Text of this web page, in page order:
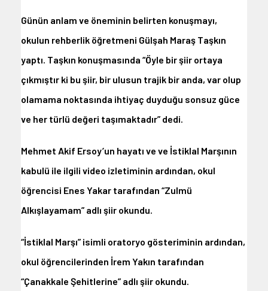
Günün anlam ve öneminin belirten konuşmayı,
okulun rehberlik öğretmeni Gülşah Maraş Taşkın
yaptı. Taşkın konuşmasında “Öyle bir şiir ortaya
çıkmıştır ki bu şiir, bir ulusun trajik bir anda, var olup
olamama noktasında ihtiyaç duyduğu sonsuz güce
ve her türlü değeri taşımaktadır” dedi.
Mehmet Akif Ersoy’un hayatı ve ve İstiklal Marşının
kabulü ile ilgili video izletiminin ardından, okul
öğrencisi Enes Yakar tarafından “Zulmü
Alkışlayamam” adlı şiir okundu.
“İstiklal Marşı” isimli oratoryo gösteriminin ardından,
okul öğrencilerinden İrem Yakın tarafından
“Çanakkale Şehitlerine” adlı şiir okundu.